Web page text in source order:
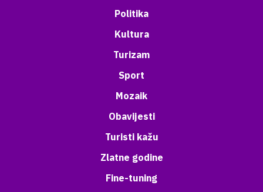
Politika
Kultura
Turizam
Sport
Mozaik
Obavijesti
Turisti kažu
Zlatne godine
Fine-tuning